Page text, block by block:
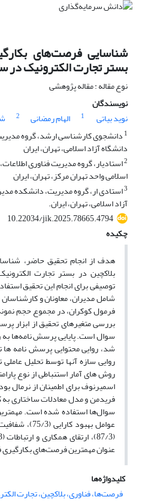
شناسایی فرصت‌های
بستر تجارت الکترونیک در
نوع مقاله : مقاله پژوهشی
نویسندگان
نوید بیاتی
1 الهام رمضانی 2
1 دانشجوی کارشناسی ارشد، گروه
دانشگاه آزاد اسلامی، تهران، ایران
2استادیار، گروه مدیریت فناوری
اسلامی واحد تهران مرکز، تهران، ایران
3استادی ار، گروه مدیریت، دانشکده
آزاد اسلامی، تهران، ایران.
10.22034/jik.2025.78665.4794
چکیده
هدف از انجام تحقیق حاضر،
بلاکچین در بستر تجارت
توصیفی برای انجام این تحقیق
شامل مدیران، معاونان و
سوال است. پایایی پرسش نامه‌ها به
شد، روایی محتوایی پرسش نامه
روایی سازه آنها توسط تحلیل
روش های آمار استنباطی از نوع
اسمیرنوف برای اطمینان از نرمال
فریدمن و مدل معادلات ساختاری
سوال‌ها استفاده شده است.
عنوان مهمترین فرصت‌های بکارگیری
کلیدواژه‌ها
فرصت‌ها، فناوری، بلاکچین، تجارت